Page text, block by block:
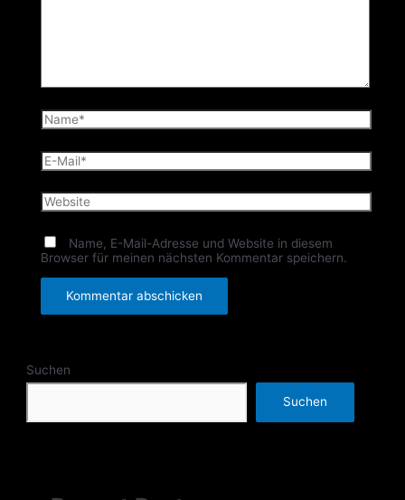
Name*
E-
Mail*
Website
Name, E-Mail-Adresse und Website in diesem
Browser für meinen nächsten Kommentar speichern.
Suchen
Suchen